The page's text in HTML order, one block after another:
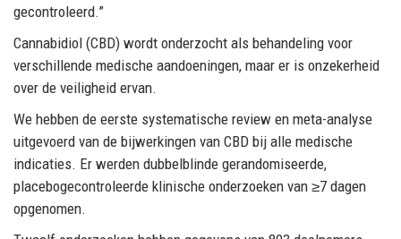
gecontroleerd.”
Cannabidiol (CBD) wordt onderzocht als behandeling voor
verschillende medische aandoeningen, maar er is onzekerheid
over de veiligheid ervan.
We hebben de eerste systematische review en meta-analyse
uitgevoerd van de bijwerkingen van CBD bij alle medische
indicaties. Er werden dubbelblinde gerandomiseerde,
placebogecontroleerde klinische onderzoeken van ≥7 dagen
opgenomen.